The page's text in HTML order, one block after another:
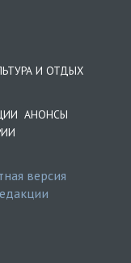
И ОТДЫХ
АНОНСЫ
версия